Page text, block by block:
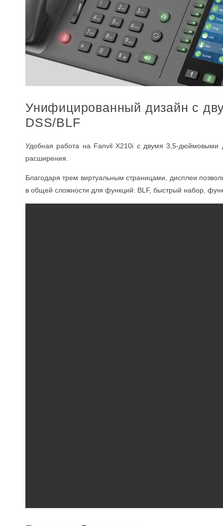
Унифицированный дизайн с
DSS/BLF
Удобная работа на Fanvil X210i с двумя 3,5-
расширения.
Благодаря трем виртуальным страницами, дисплеи
в общей сложности для функций: BLF, быстрый набор,